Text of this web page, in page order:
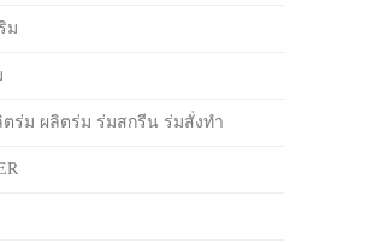
ม
ตร่ม ผลิตร่ม ร่มสกรีน ร่มสั่งทำ